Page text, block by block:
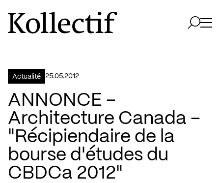
Aller à la page d'accueil
Logo Kollectif
Actualité 25.05.2012
ANNONCE –
Architecture Canada –
"Récipiendaire de la
bourse d'études du
CBDCa 2012"